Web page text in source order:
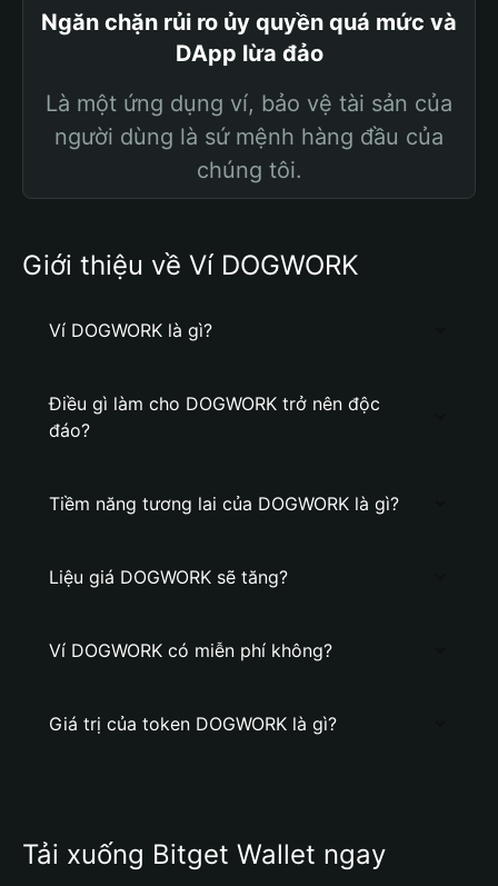
Ngăn chặn rủi ro ủy quyền quá mức và
DApp lừa đảo
Là một ứng dụng ví, bảo vệ tài sản của
người dùng là sứ mệnh hàng đầu của
chúng tôi.
Giới thiệu về Ví DOGWORK
Ví DOGWORK là gì?
Điều gì làm cho DOGWORK trở nên độc
đáo?
Tiềm năng tương lai của DOGWORK là gì?
Liệu giá DOGWORK sẽ tăng?
Ví DOGWORK có miễn phí không?
Giá trị của token DOGWORK là gì?
Tải xuống Bitget Wallet ngay